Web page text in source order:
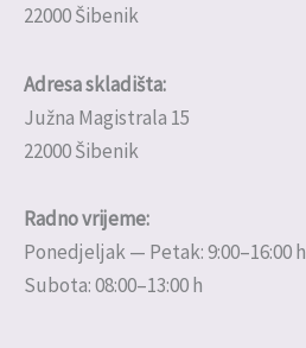
22000 Šibenik
Adresa skladišta:
Južna Magistrala 15
22000 Šibenik
Radno vrijeme:
Ponedjeljak — Petak: 9:00–16:00 h
Subota: 08:00–13:00 h